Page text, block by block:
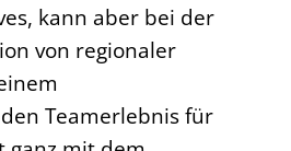
kann aber bei der
von regionaler
Teamerlebnis für